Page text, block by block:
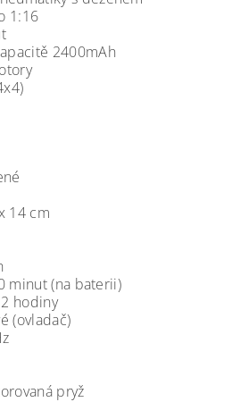
1:16
2400mAh
14 cm
minut (na baterii)
hodiny
(ovladač)
pryž